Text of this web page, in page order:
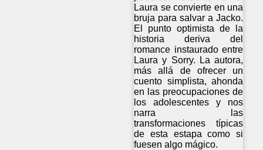
Laura se convierte en una
bruja para salvar a Jacko.
El punto optimista de la
historia deriva del
romance instaurado entre
Laura y Sorry. La autora,
más allá de ofrecer un
cuento simplista, ahonda
en las preocupaciones de
los adolescentes y nos
narra las
transformaciones típicas
de esta estapa como si
fuesen algo mágico.